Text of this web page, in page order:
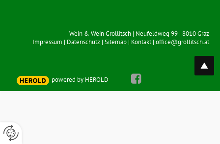
Wein & Wein Grollitsch| Neufeldweg 99| 8010 Graz
Impressum | Datenschutz| Sitemap| Kontakt| office@grollitsch.at
powered by HEROLD